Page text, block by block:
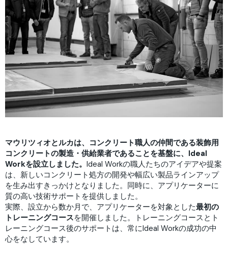
マウリツィオとルカは、コンクリート職人の仲間である装飾用
コンクリートの製造・供給業者であることを基盤に、Ideal
Workを設立しました。 Ideal Workの職人たちのアイデアや提案
は、新しいコンクリート処方の開発や幅広い製品ラインアップ
を生み出すきっかけとなりました。同時に、アプリケーターに
質の高い技術サポートを提供しました。
実際、設立から数か月で、アプリケーターを対象とした最初の
トレーニングコースを開催しました。トレーニングコースとト
レーニングコース後のサポートは、常にIdeal Workの成功の中
心をなしています。